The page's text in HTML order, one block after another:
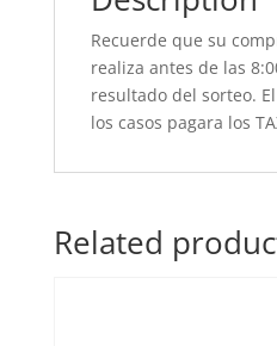
Recuerde que su
realiza antes de las
resultado del sorteo.
los casos pagara los
Related